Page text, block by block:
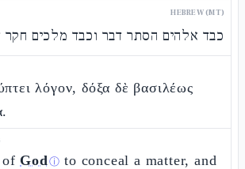
HEBREW (MT)
כבד אלהים הסתר דבר וכבד מלכים חקר
λόγον, δόξα δὲ βασιλέως
Godⓘ to conceal a matter, and